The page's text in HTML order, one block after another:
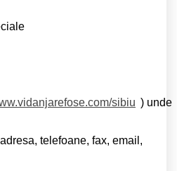
sibiu ) unde
telefoane, fax, email,